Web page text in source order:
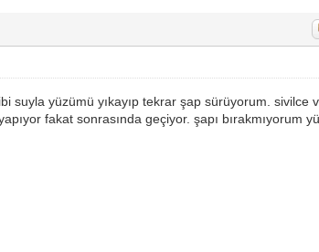
suyla yüzümü yıkayıp tekrar şap sürüyorum. sivilce
fakat sonrasında geçiyor. şapı bırakmıyorum